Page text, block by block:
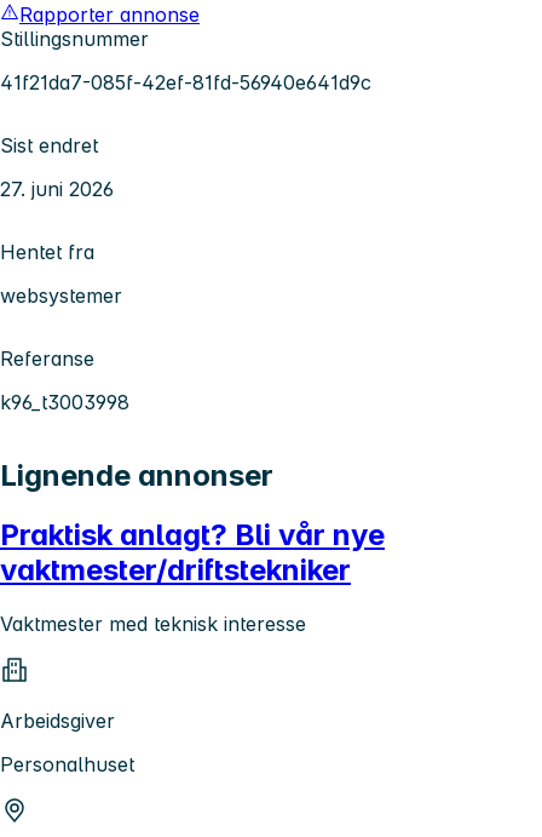
Rapporter annonse
Stillingsnummer
41f21da7-085f-42ef-81fd-56940e641d9c
Sist endret
27. juni 2026
Hentet fra
websystemer
Referanse
k96_t3003998
Lignende annonser
Praktisk anlagt? Bli vår nye
vaktmester/driftstekniker
Vaktmester med teknisk interesse
Arbeidsgiver
Personalhuset